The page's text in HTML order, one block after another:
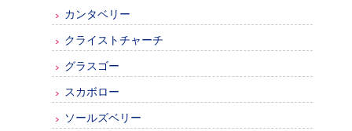
カンタベリー
クライストチャーチ
グラスゴー
スカボロー
ソールズベリー